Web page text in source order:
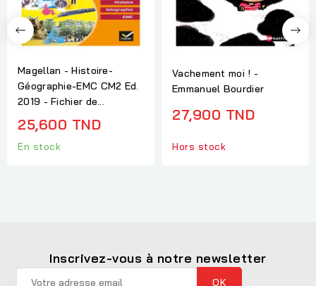
Magellan - Histoire-
Géographie-EMC CM2 Ed.
2019 - Fichier de...
25,600 TND
En stock
Vachement moi ! -
Emmanuel Bourdier
27,900 TND
Hors stock
Inscrivez-vous à notre newsletter